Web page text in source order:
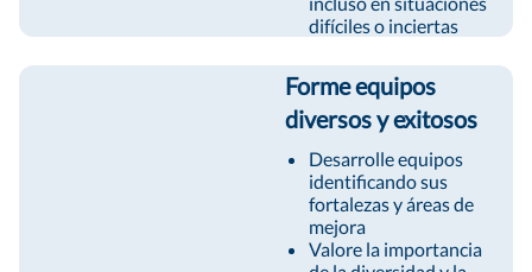
difíciles o inciertas
Forme equipos
diversos y exitosos
Desarrolle equipos
identificando sus
fortalezas y áreas de
mejora
Valore la importancia